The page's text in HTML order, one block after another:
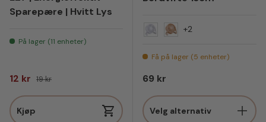
Sparepære | Hvitt Lys
På lager (11 enheter)
Salgspris
12 kr Vanlig pris
19 kr
Kjøp
+2
Få på lager (5 enheter)
Vanlig pris
69 kr
Velg alternativ